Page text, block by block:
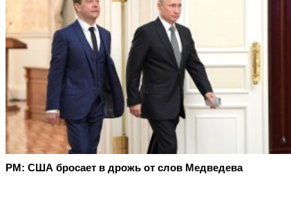
PM: США бросает в дрожь от слов Медведева